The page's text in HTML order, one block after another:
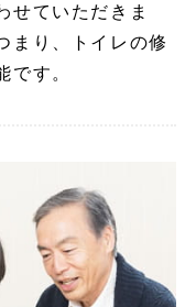
せていただきま
まり、トイレの修
です。